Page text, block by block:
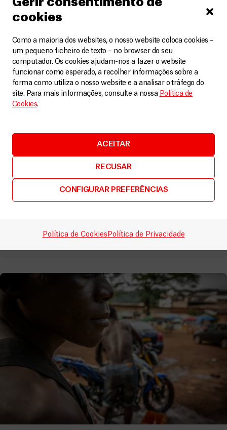
cookies
Como a maioria dos websites, o nosso website coloca cookies –
um pequeno ficheiro de texto – no browser do seu
computador. Os cookies ajudam-nos a fazer o website
funcionar como esperado, a recolher informações sobre a
forma como utiliza o nosso website e a analisar o tráfego do
site. Para mais informações, consulte a nossa Política de
Cookies.
ACEITAR
RECUSAR
CONFIGURAR PREFERÊNCIAS
Política de Cookies Política de Privacidade
República Centro-Africana